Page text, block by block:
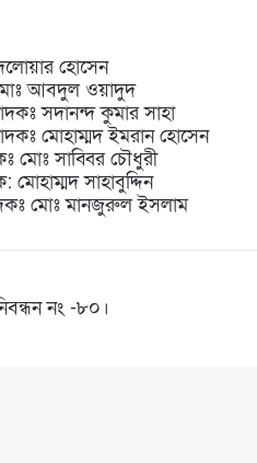
হোসেন
আবদুল ওয়াদুদ
সদানন্দ কুমার সাহা
মোহাম্মদ ইমরান হোসেন
মোঃ সাব্বির চৌধুরী
সাহাবুদ্দিন
মোঃ মানজুরুল ইসলাম
নং -৮০।